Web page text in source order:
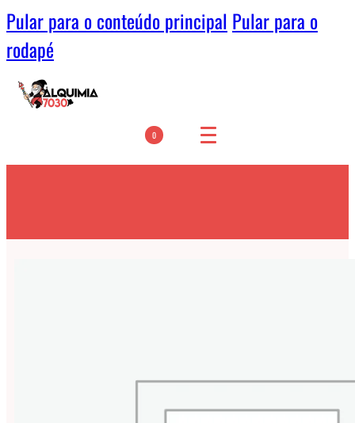
Pular para o conteúdo principal Pular para o
rodapé
0